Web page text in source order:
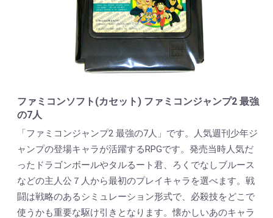
ファミコンソフト(カセット) ファミコンジャンプ2 最強
の7人
「ファミコンジャンプ2 最強の7人」です。人気週刊少年ジ
ャンプの登場キャラが活躍するRPGです。発売当時人気だ
ったドラゴンボールやタルるート君、ろくでなしブルース
などの主人公７人から最初のプレイキャラを選べます。戦
闘は戦略のあるシミュレーション形式で、必殺技をどこで
使うかも重要な駆け引きとなります。懐かしいあのキャラ